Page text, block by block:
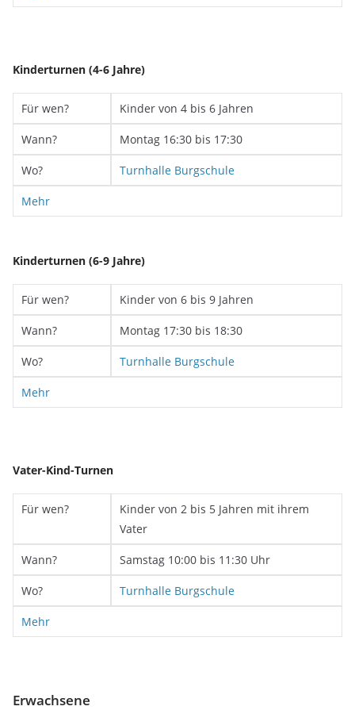
Kinderturnen (4-6 Jahre)
Für wen? Kinder von 4 bis 6 Jahren
Wann? Montag 16:30 bis 17:30
Wo? Turnhalle Burgschule
Mehr
Kinderturnen (6-9 Jahre)
Für wen? Kinder von 6 bis 9 Jahren
Wann? Montag 17:30 bis 18:30
Wo? Turnhalle Burgschule
Mehr
Vater-Kind-Turnen
Für wen?
Kinder von 2 bis 5 Jahren mit ihrem
Vater
Wann? Samstag 10:00 bis 11:30 Uhr
Wo? Turnhalle Burgschule
Mehr
Erwachsene